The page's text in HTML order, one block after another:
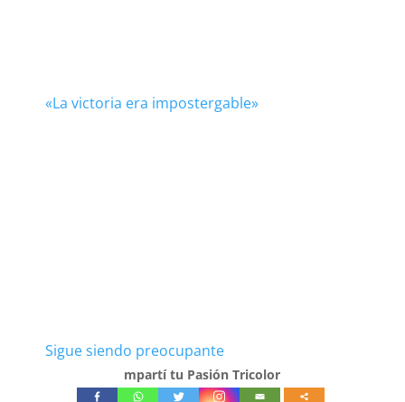
«La victoria era impostergable»
Sigue siendo preocupante
mpartí tu Pasión Tricolor